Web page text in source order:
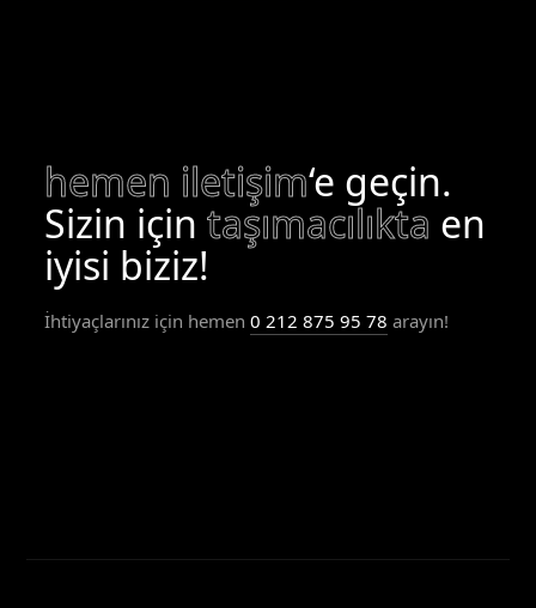
hemen iletişim‘e geçin.
Sizin içintaşımacılıkta en
iyisi biziz!
İhtiyaçlarınız için hemen0 212 875 95 78 arayın!